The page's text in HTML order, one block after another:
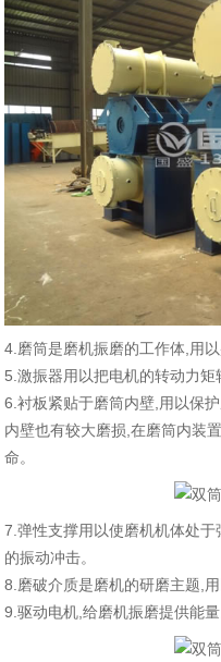
4.磨筒是磨机振磨的工作体,用以盛
5.激振器用以把电机的转动力矩
6.衬板紧贴于磨筒内壁,用以保
内壁也有较大磨损,在磨筒内装
命。
7.弹性支撑用以使磨机机体处
的振动冲击。
8.磨破介质是磨机的研磨主题,用以
9.驱动电机,给磨机振磨提供能量